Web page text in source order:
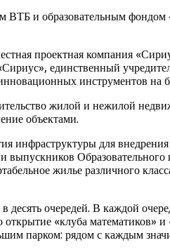
ВТБ и образовательным
проектная компания
единственный
инструментов на
жилой и нежилой
объектами.
инфраструктуры для
выпускников
жилье различного
десять очередей. В каждой
«клуба математиков»
парком: рядом с каждым